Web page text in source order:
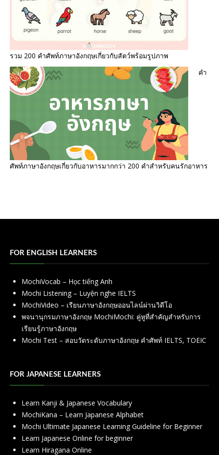
รวม 200 คำศัพท์ภาษาอังกฤษเกี่ยวกับสัตว์พร้อมรูปภาพ
คำ
ศัพท์ภาษาอังกฤษเกี่ยวกับอาหารมากกว่า 200 คำสำหรับคนรักอาหาร
FOR ENGLISH LEARNERS
MochiVocab – Học tiếng Anh
Mochi Listening – Luyện nghe IELTS
MochiVideo – เรียนภาษาอังกฤษออนไลน์ผ่านวิดีโอ
พจนานุกรมภาษาอังกฤษ MochiMochi: คู่หูที่สำคัญสำหรับการ
เรียนรู้ภาษาอังกฤษ
Mochi Test – สอบวัดระดับภาษาอังกฤษ คำศัพท์ IELTS, TOEIC
FOR JAPANESE LEARNERS
Learn Kanji & Japanese Vocabulary
MochiKana – Learn Japanese Alphabet
Mochi Ultimate Japanese Learning Guideline for Beginner
Learn Japanese Online for beginner
Learn Hiragana Online